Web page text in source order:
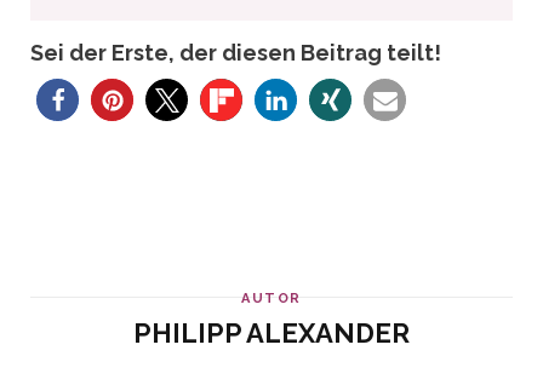
Sei der Erste, der diesen Beitrag teilt!
AUTOR
PHILIPP ALEXANDER